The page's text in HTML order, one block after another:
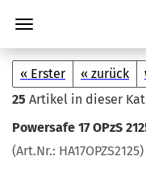
« Erster « zurück
25 Artikel in dieser
Power­safe 17 OPzS
(Art.Nr.: HA17OPZS2125)